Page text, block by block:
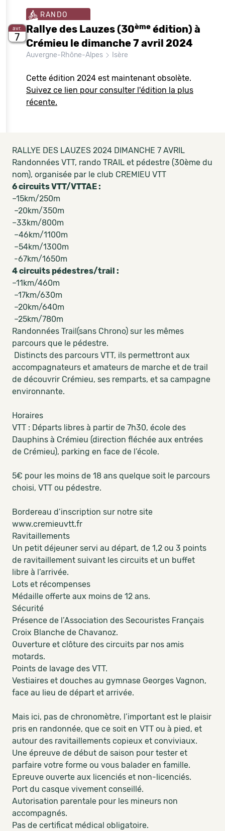
avr.
7
RANDO
Rallye des Lauzes (30ème édition) à
Crémieu le dimanche 7 avril 2024
Auvergne-Rhône-Alpes Isère
Cette édition 2024 est maintenant obsolète.
Suivez ce lien pour consulter l'édition la plus
récente.
RALLYE DES LAUZES 2024 DIMANCHE 7 AVRIL
Randonnées VTT, rando TRAIL et pédestre (30ème du
nom), organisée par le club CREMIEU VTT
6 circuits VTT/VTTAE :
–15km/250m
–20km/350m
–33km/800m
–46km/1100m
–54km/1300m
-67km/1650m
4 circuits pédestres/trail :
–11km/460m
–17km/630m
–20km/640m
–25km/780m
Randonnées Trail(sans Chrono) sur les mêmes
parcours que le pédestre.
Distincts des parcours VTT, ils permettront aux
accompagnateurs et amateurs de marche et de trail
de découvrir Crémieu, ses remparts, et sa campagne
environnante.
Horaires
VTT : Départs libres à partir de 7h30, école des
Dauphins à Crémieu (direction fléchée aux entrées
de Crémieu), parking en face de l’école.
5€ pour les moins de 18 ans quelque soit le parcours
choisi, VTT ou pédestre.
Bordereau d’inscription sur notre site
www.cremieuvtt.fr
Ravitaillements
Un petit déjeuner servi au départ, de 1,2 ou 3 points
de ravitaillement suivant les circuits et un buffet
libre à l’arrivée.
Lots et récompenses
Médaille offerte aux moins de 12 ans.
Sécurité
Présence de l’Association des Secouristes Français
Croix Blanche de Chavanoz.
Ouverture et clôture des circuits par nos amis
motards.
Points de lavage des VTT.
Vestiaires et douches au gymnase Georges Vagnon,
face au lieu de départ et arrivée.
Mais ici, pas de chronomètre, l’important est le plaisir
pris en randonnée, que ce soit en VTT ou à pied, et
autour des ravitaillements copieux et conviviaux.
Une épreuve de début de saison pour tester et
parfaire votre forme ou vous balader en famille.
Epreuve ouverte aux licenciés et non-licenciés.
Port du casque vivement conseillé.
Autorisation parentale pour les mineurs non
accompagnés.
Pas de certificat médical obligatoire.